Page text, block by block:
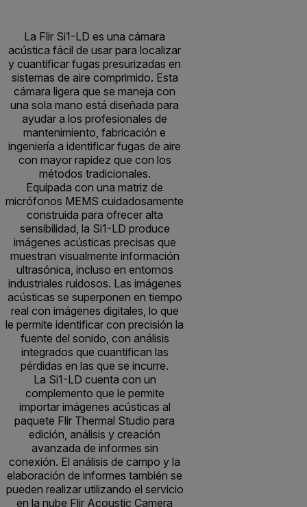
La Flir Si1-LD es una cámara
acústica fácil de usar para localizar
y cuantificar fugas presurizadas en
sistemas de aire comprimido. Esta
cámara ligera que se maneja con
una sola mano está diseñada para
ayudar a los profesionales de
mantenimiento, fabricación e
ingeniería a identificar fugas de aire
con mayor rapidez que con los
métodos tradicionales.
Equipada con una matriz de
micrófonos MEMS cuidadosamente
construida para ofrecer alta
sensibilidad, la Si1-LD produce
imágenes acústicas precisas que
muestran visualmente información
ultrasónica, incluso en entornos
industriales ruidosos. Las imágenes
acústicas se superponen en tiempo
real con imágenes digitales, lo que
le permite identificar con precisión la
fuente del sonido, con análisis
integrados que cuantifican las
pérdidas en las que se incurre.
La Si1-LD cuenta con un
complemento que le permite
importar imágenes acústicas al
paquete Flir Thermal Studio para
edición, análisis y creación
avanzada de informes sin
conexión. El análisis de campo y la
elaboración de informes también se
pueden realizar utilizando el servicio
en la nube Flir Acoustic Camera